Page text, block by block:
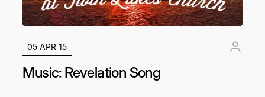
05 APR 15
Music: Revelation Song